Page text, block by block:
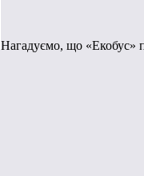
Нагадуємо, що «Екобус»